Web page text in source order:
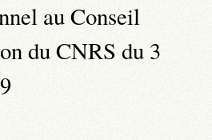
au Conseil
du CNRS du 3